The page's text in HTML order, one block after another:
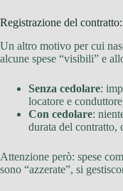
Registrazione del
Un altro motivo per cui
alcune spese “visibili” e
Senza cedolare:
locatore e
Con cedolare:
durata del contratto,
Attenzione però: spese
sono “azzerate”, si